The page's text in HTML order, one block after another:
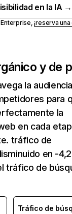
en la IA →
Enterprise,¡reserva
y de
la
para
la
en cada
tráfico de
en -
tráfico de
Tráfico de